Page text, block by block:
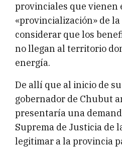
provinciales que vienen
«provincialización» de
considerar que los
no llegan al territorio
energía.
De allí que al inicio de
gobernador de Chubut
presentaría una
Suprema de Justicia de
legitimar a la provincia